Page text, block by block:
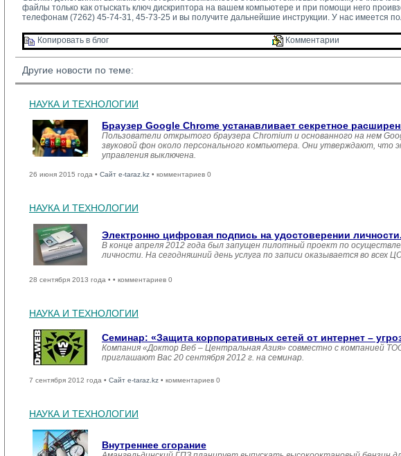
файлы только как отыскать ключ дискриптора на вашем компьютере и при помощи него
телефонам (7262) 45-74-31, 45-73-25 и вы получите дальнейшие инструкции. У нас имеется
Копировать в блог Комментарии
Другие новости по теме:
НАУКА И ТЕХНОЛОГИИ
Браузер Google Chrome устанавливает секретное
Пользователи открытого браузера Chromium и основанного на нем
звуковой фон около персонального компьютера. Они утверждают, что
управления выключена.
26 июня 2015 года • Сайт e-taraz.kz • комментариев 0
НАУКА И ТЕХНОЛОГИИ
Электронно цифровая подпись на удостоверении
В конце апреля 2012 года был запущен пилотный проект по
личности. На сегодняшний день услуга по записи оказывается во
28 сентября 2013 года • • комментариев 0
НАУКА И ТЕХНОЛОГИИ
Семинар: «Защита корпоративных сетей от интернет –
Компания «Доктор Веб – Центральная Азия» совместно с компанией
приглашают Вас 20 сентября 2012 г. на семинар.
7 сентября 2012 года • Сайт e-taraz.kz • комментариев 0
НАУКА И ТЕХНОЛОГИИ
Внутреннее сгорание